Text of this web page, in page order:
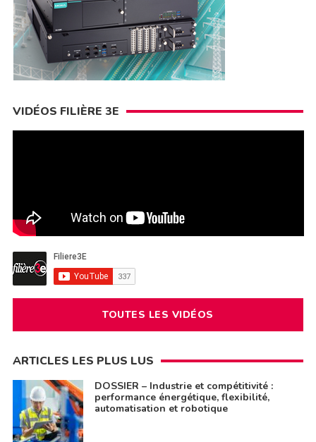
VIDÉOS FILIÈRE 3E
TOUTES LES VIDÉOS
ARTICLES LES PLUS LUS
DOSSIER – Industrie et compétitivité :
performance énergétique, flexibilité,
automatisation et robotique